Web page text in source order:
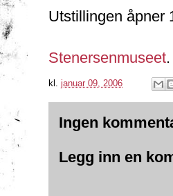
Utstillingen åpner
Stenersenmuseet.
kl. januar 09, 2006
Ingen
Legg inn en